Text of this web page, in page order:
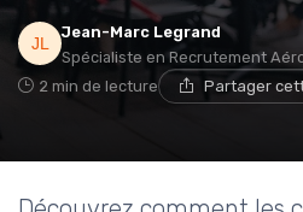
Jean-Marc Legrand
Spécialiste en Recrutement
2 min de lecture Partager